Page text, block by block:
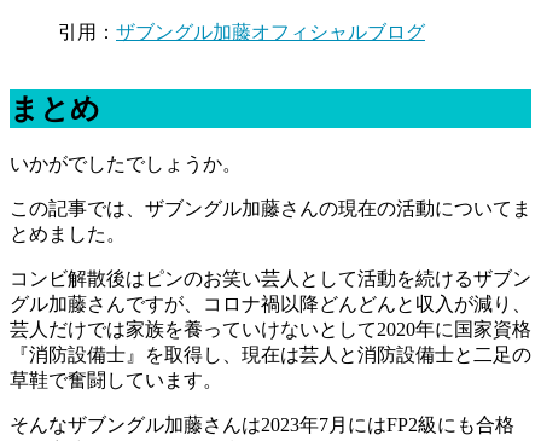
引用： ザブングル加藤オフィシャルブログ
まとめ
いかがでしたでしょうか。
この記事では、ザブングル加藤さんの現在の活動についてま
とめました。
コンビ解散後はピンのお笑い芸人として活動を続けるザブン
グル加藤さんですが、コロナ禍以降どんどんと収入が減り、
芸人だけでは家族を養っていけないとして2020年に国家資格
『消防設備士』を取得し、現在は芸人と消防設備士と二足の
草鞋で奮闘しています。
そんなザブングル加藤さんは2023年7月にはFP2級にも合格